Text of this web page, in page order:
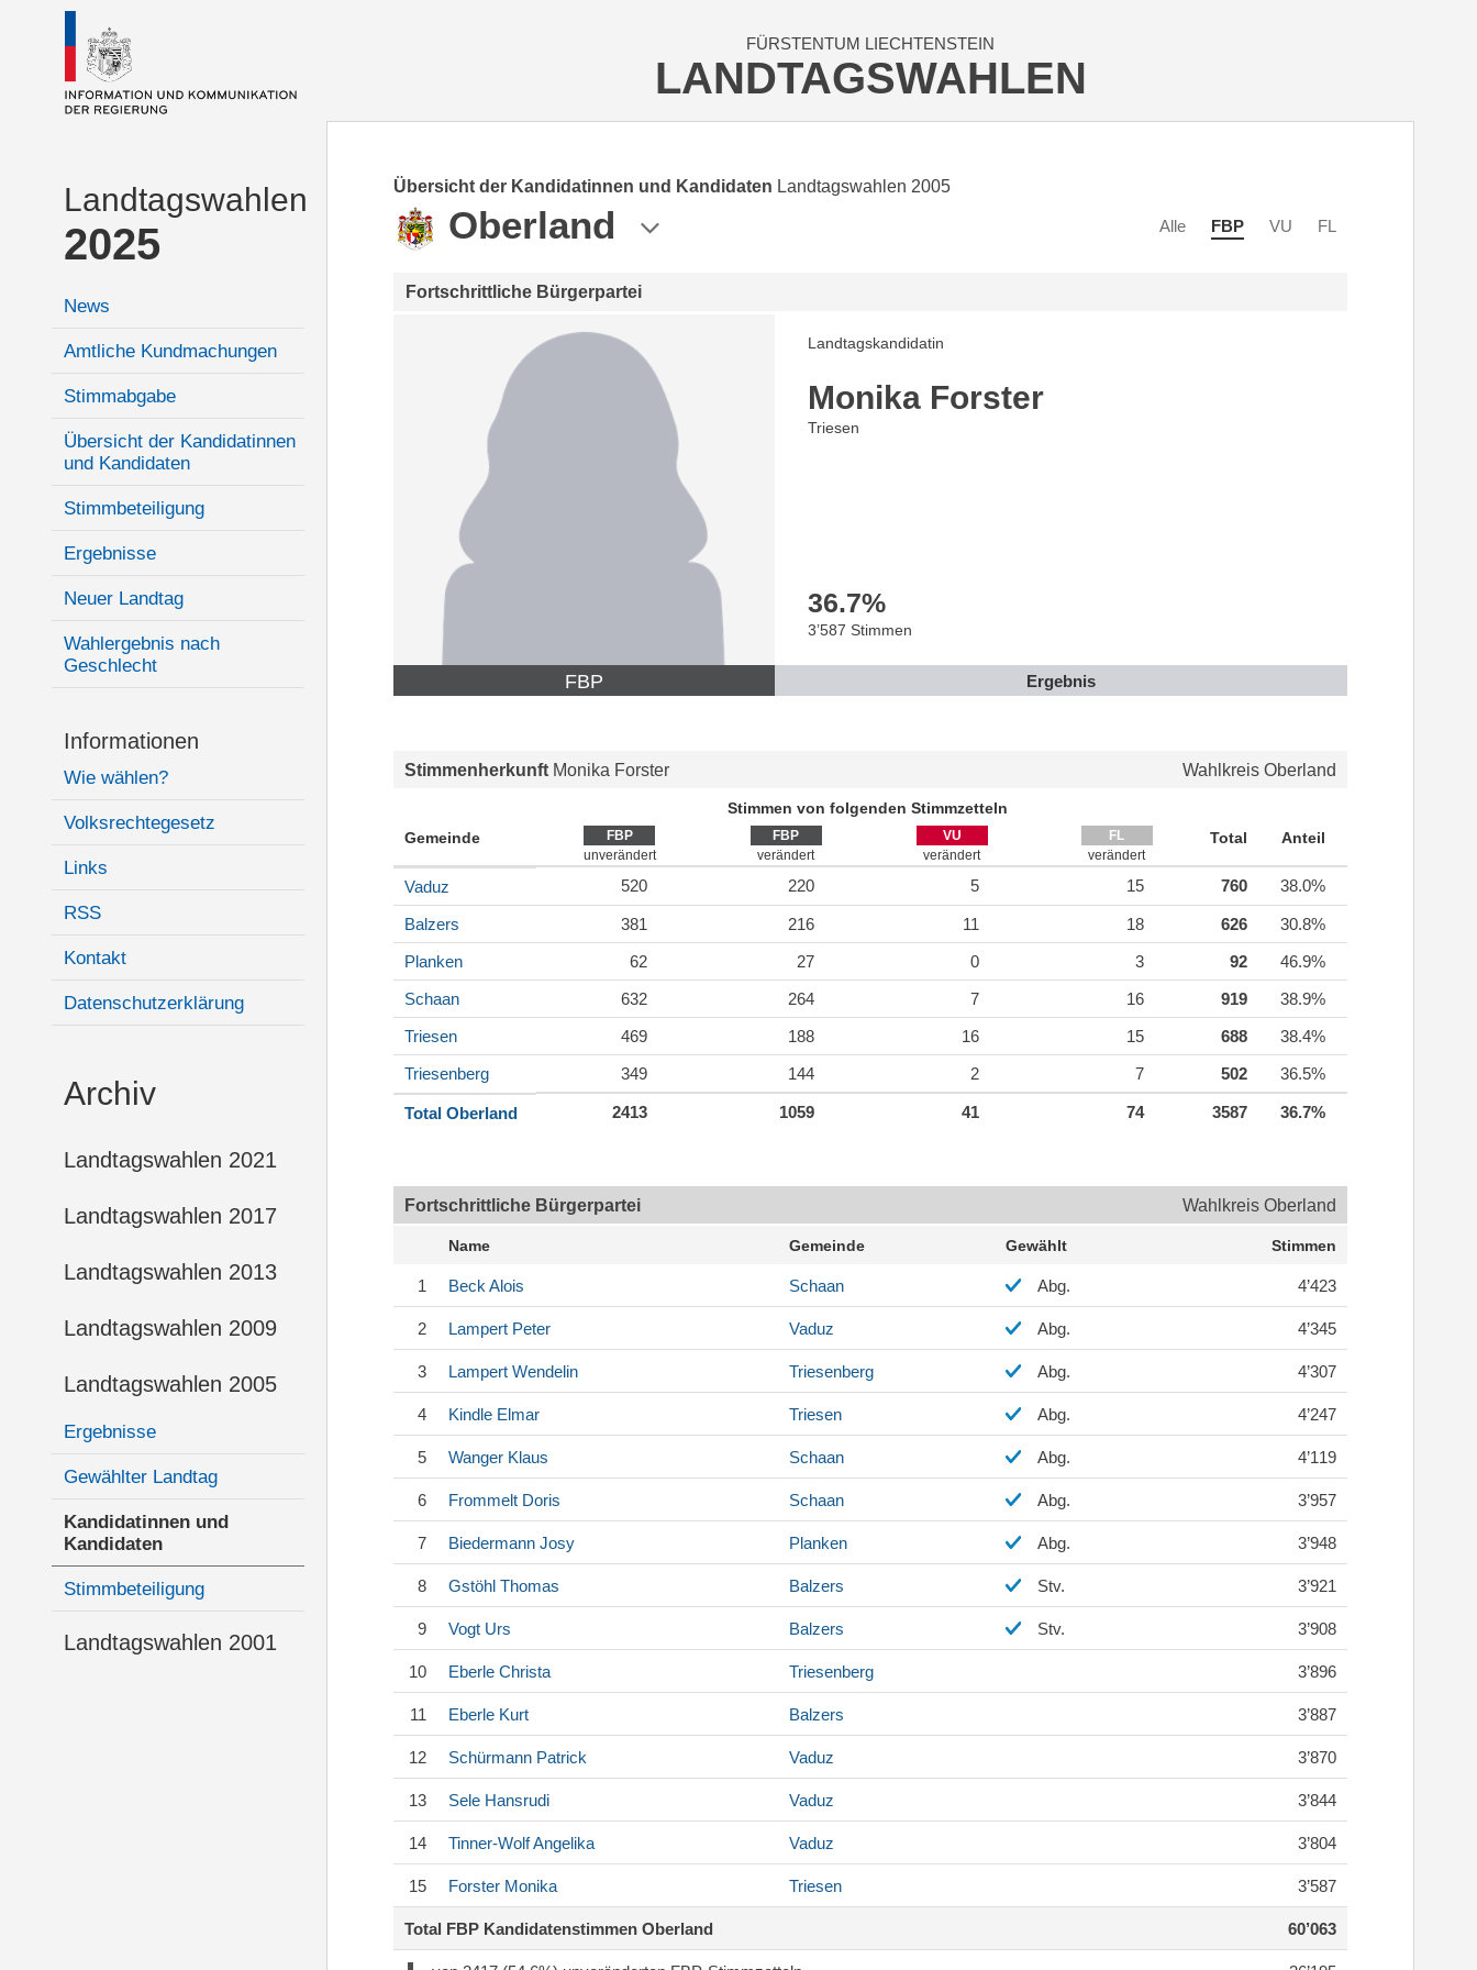
Landtagswahlen
2025
News
Amtliche Kundmachungen
Stimmabgabe
Übersicht der Kandidatinnen
und Kandidaten
Stimmbeteiligung
Ergebnisse
Neuer Landtag
Wahlergebnis nach
Geschlecht
Informationen
Wie wählen?
Volksrechtegesetz
Links
RSS
Kontakt
Datenschutzerklärung
Archiv
Landtagswahlen 2021
Landtagswahlen 2017
Landtagswahlen 2013
Landtagswahlen 2009
Landtagswahlen 2005
Ergebnisse
Gewählter Landtag
Kandidatinnen und
Kandidaten
Stimmbeteiligung
Landtagswahlen 2001
FÜRSTENTUM LIECHTENSTEIN
LANDTAGSWAHLEN
Übersicht der Kandidatinnen und Kandidaten Landtagswahlen 2005
Oberland Alle FBP VU FL
Fortschrittliche Bürgerpartei
FBP
Landtagskandidatin
Monika Forster
Triesen
36.7%
3’587 Stimmen
Ergebnis
Stimmenherkunft Monika Forster Wahlkreis Oberland
Stimmen von folgenden Stimmzetteln
Gemeinde
FBP
unverändert
FBP
verändert
VU
verändert
FL
verändert
Total Anteil
Vaduz 520 220 5 15 760 38.0%
Balzers 381 216 11 18 626
30.8%
Planken
62 27 0 3 92
46.9%
Schaan
632 264 7 16 919
38.9%
Triesen
469 188 16 15 688
38.4%
Triesenberg
349 144 2 7 502 36.5%
Total Oberland 2413 1059 41 74 3587 36.7%
Fortschrittliche Bürgerpartei Wahlkreis Oberland
Name Gemeinde Gewählt Stimmen
1 Beck Alois Schaan Abg. 4’423
2 Lampert Peter Vaduz Abg. 4’345
3 Lampert Wendelin Triesenberg Abg. 4’307
4 Kindle Elmar Triesen Abg. 4’247
5 Wanger Klaus Schaan Abg. 4’119
6 Frommelt Doris Schaan Abg. 3’957
7 Biedermann Josy Planken Abg. 3’948
8 Gstöhl Thomas Balzers Stv. 3’921
9 Vogt Urs Balzers Stv. 3’908
10 Eberle Christa Triesenberg 3’896
11 Eberle Kurt Balzers 3’887
12 Schürmann Patrick Vaduz 3’870
13 Sele Hansrudi Vaduz 3’844
14 Tinner-WolfAngelika Vaduz 3’804
15 Forster Monika Triesen 3’587
Total FBP Kandidatenstimmen Oberland 60’063